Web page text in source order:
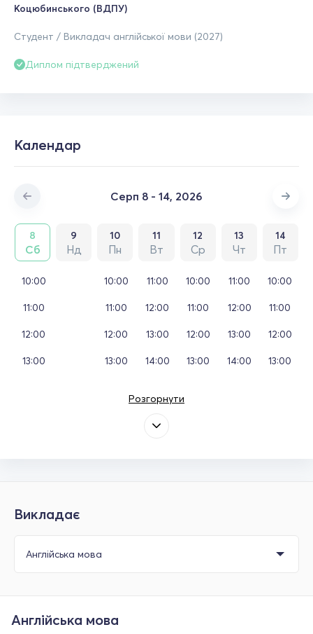
Коцюбинського (ВДПУ)
Студент / Викладач англійської мови (2027)
Диплом підтверджений
Календар
Серп 8 - 14, 2026
8
Сб
9
Нд
10
Пн
11
Вт
12
Ср
13
Чт
14
Пт
10:00
11:00
12:00
13:00
10:00
11:00
12:00
13:00
11:00
12:00
13:00
14:00
10:00
11:00
12:00
13:00
11:00
12:00
13:00
14:00
10:00
11:00
12:00
13:00
Розгорнути
Викладає
Англійська мова